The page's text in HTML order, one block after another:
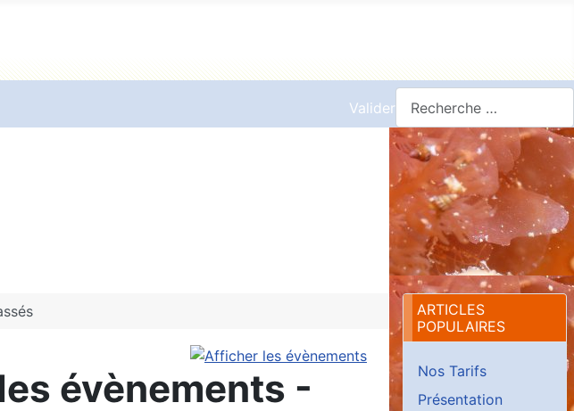
Valider
évènements -
ARTICLES
POPULAIRES
Nos Tarifs
Présentation